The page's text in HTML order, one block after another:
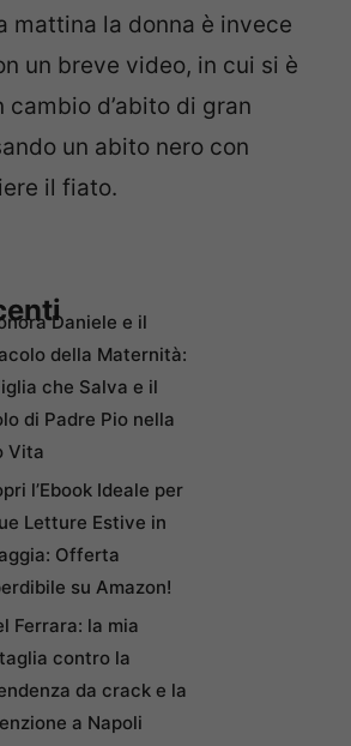
mattina la donna è invece
un breve video, in cui si è
cambio d’abito di gran
un abito nero con
il fiato.
Daniele e il
della Maternità:
che Salva e il
di Padre Pio nella
Vita
l’Ebook Ideale per
Letture Estive in
Offerta
su Amazon!
Ferrara: la mia
contro la
da crack e la
a Napoli